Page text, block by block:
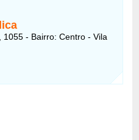
- Bairro: Centro - Vila